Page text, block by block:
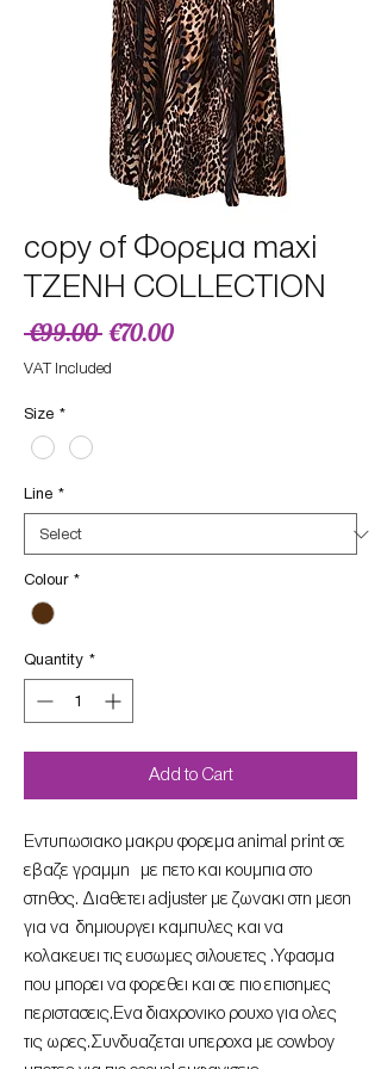
copy of Φορεμα maxi
ΤΖΕΝΗ COLLECTION
€99.00 Regular
Price
€70.00Sale
VAT Included
Size *
Line *
Colour *
Quantity *
Add to Cart
Εντυπωσιακο μακρυ φορεμα animal print σε
εβαζε γραμμη με πετο και κουμπια στο
στηθος. Διαθετει adjuster με ζωνακι στη μεση
για να δημιουργει καμπυλες και να
κολακευει τις ευσωμες σιλουετες .Υφασμα
που μπορει να φορεθει και σε πιο επισημες
περιστασεις.Ενα διαχρονικο ρουχο για ολες
τις ωρες.Συνδυαζεται υπεροχα με cowboy